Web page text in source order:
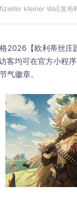
kleiner Wal 发布
2026【欧利蒂丝
客均可在官方小程
气徽章。